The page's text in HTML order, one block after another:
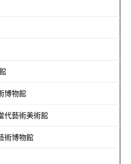
博物館
代藝術美術館
術博物館